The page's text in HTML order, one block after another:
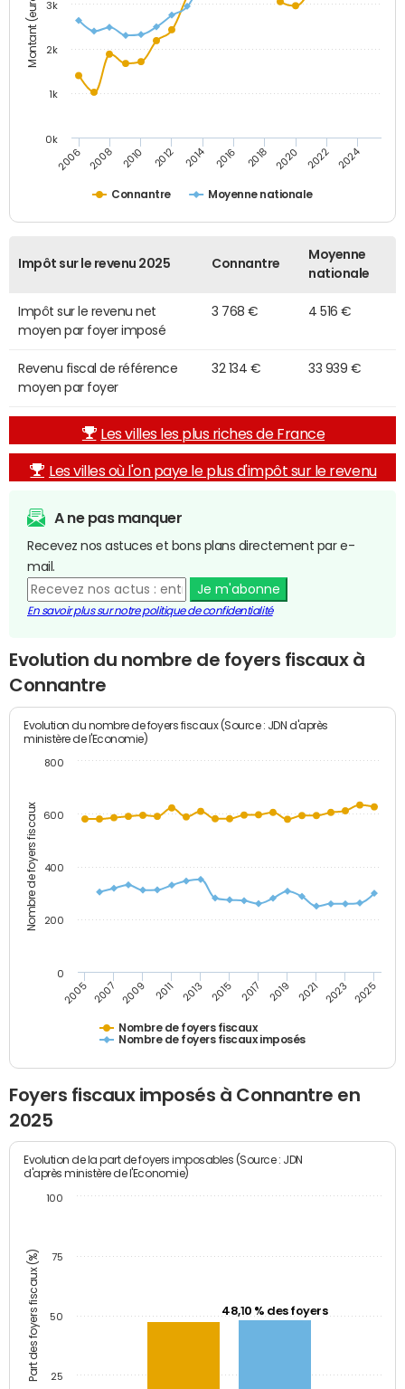
Montant (euros)
Connantre Moyenne nationale
2006 2008 2010 2012 2014 2016 2018 2020 2022 2024
0k
1k
2k
3k
Impôt sur le revenu 2025 Connantre
Moyenne
nationale
Impôt sur le revenu net
moyen par foyer imposé
3 768 € 4 516 €
Revenu fiscal de référence
moyen par foyer
32 134 € 33 939 €
Les villes les plus riches de France
Les villes où l'on paye le plus d'impôt sur le revenu
A ne pas manquer
Recevez nos astuces et bons plans directement par e-
mail.
Je m'abonne
En savoir plus sur notre politique de confidentialité
Evolution du nombre de foyers fiscaux à
Connantre
Nombre de foyers fiscaux
Evolution du nombre de foyers fiscaux (Source : JDN d'après
ministère de l'Economie)
Nombre de foyers fiscaux
Nombre de foyers fiscaux imposés
2005 2007 2009 2011 2013 2015 2017 2019 2021 2023 2025
0
200
400
600
800
Foyers fiscaux imposés à Connantre en
2025
Part des foyers fiscaux (%)
Evolution de la part de foyers imposables (Source : JDN
d'après ministère de l'Economie)
48,10 % des foyers
25
50
75
100